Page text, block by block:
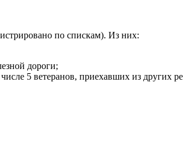
по спискам). Из них:
дороги;
5 ветеранов, приехавших из других